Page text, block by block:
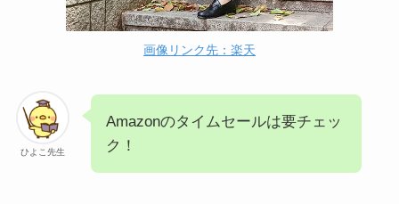
画像リンク先：楽天
ひよこ先生
Amazonのタイムセールは要チェッ
ク！